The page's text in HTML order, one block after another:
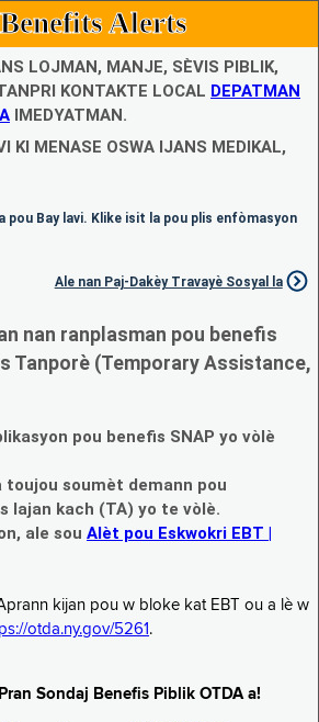
Alerts
LOJMAN, MANJE, SÈVIS PIBLIK,
KONTAKTE LOCAL DEPATMAN
IMEDYATMAN.
KI MENASE OSWA IJANS MEDIKAL,
pou Bay lavi. Klike isit la pou plis enfòmasyon
Ale nan Paj-Dakèy Travayè Sosyal la
nan ranplasman pou benefis
Tanporè (Temporary Assistance,
pou benefis SNAP yo vòlè
toujou soumèt demann pou
lajan kach (TA) yo te vòlè.
ale sou Alèt pou Eskwokri EBT |
kijan pou w bloke kat EBT ou a lè w
otda.ny.gov/5261 .
Sondaj Benefis Piblik OTDA a!